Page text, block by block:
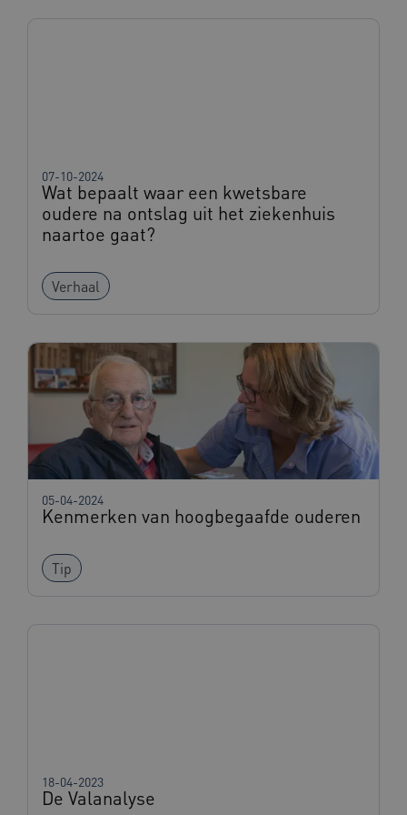
Wat bepaalt waar een kwetsbare
oudere na ontslag uit het ziekenhuis
naartoe gaat?
07-10-2024
Verhaal
Kenmerken van hoogbegaafde ouderen
05-04-2024
Tip
De Valanalyse
18-04-2023
VISITOR_PRIVACY_METADATA
.youtube.com
ARRAffinity
Microsoft
Corporation
.www.beteroud.nl
ga_session_duration www.beteroud.nl